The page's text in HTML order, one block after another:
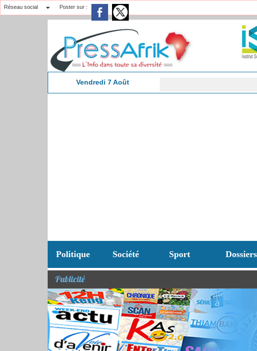
Réseau social Poster sur :
Vendredi 7 Août
Politique Société Sport Dossiers
Publicité